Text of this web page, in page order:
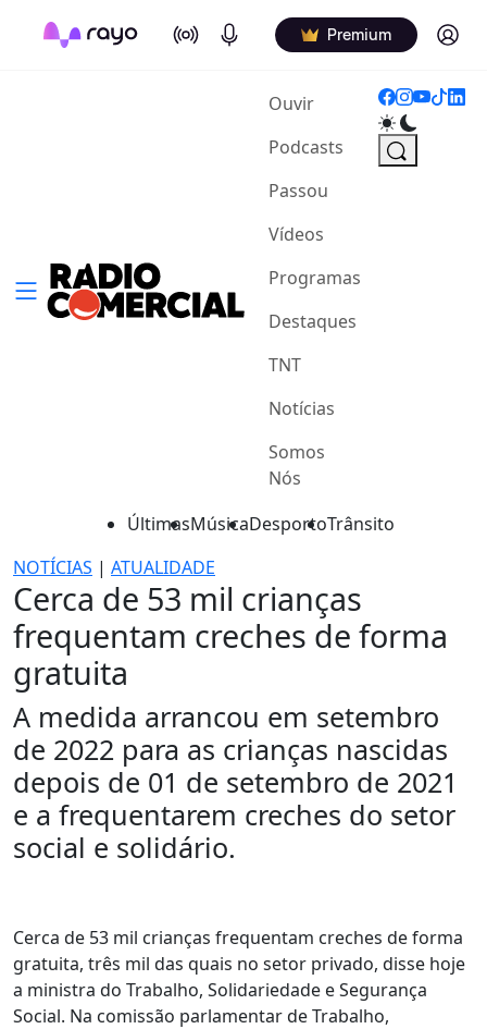
On Air Podcasts Premium Log in
Ouvir(current)
Podcasts
Passou
Vídeos
Programas
Destaques
TNT
Notícias
Somos
Nós
ÚltimasMúsicaDesportoTrânsito
NOTÍCIAS | ATUALIDADE
Cerca de 53 mil crianças
frequentam creches de forma
gratuita
A medida arrancou em setembro
de 2022 para as crianças nascidas
depois de 01 de setembro de 2021
e a frequentarem creches do setor
social e solidário.
Cerca de 53 mil crianças frequentam creches de forma
gratuita, três mil das quais no setor privado, disse hoje
a ministra do Trabalho, Solidariedade e Segurança
Social. Na comissão parlamentar de Trabalho,